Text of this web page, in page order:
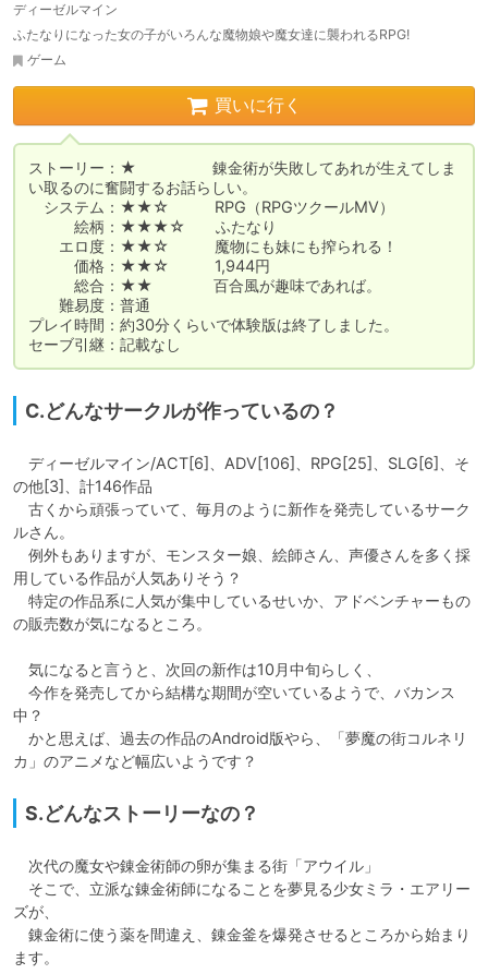
ディーゼルマイン
ふたなりになった女の子がいろんな魔物娘や魔女達に襲われるRPG!
ゲーム
買いに行く
ストーリー：★　　　　　錬金術が失敗してあれが生えてしま
い取るのに奮闘するお話らしい。
システム：★★☆　　　RPG（RPGツクールMV）
絵柄：★★★☆　　ふたなり
エロ度：★★☆　　　魔物にも妹にも搾られる！
価格：★★☆　　　1,944円
総合：★★　　　　百合風が趣味であれば。
難易度：普通
プレイ時間：約30分くらいで体験版は終了しました。
セーブ引継：記載なし
C.どんなサークルが作っているの？
ディーゼルマイン/ACT[6]、ADV[106]、RPG[25]、SLG[6]、そ
の他[3]、計146作品
古くから頑張っていて、毎月のように新作を発売しているサーク
ルさん。
例外もありますが、モンスター娘、絵師さん、声優さんを多く採
用している作品が人気ありそう？
特定の作品系に人気が集中しているせいか、アドベンチャーもの
の販売数が気になるところ。
気になると言うと、次回の新作は10月中旬らしく、
今作を発売してから結構な期間が空いているようで、バカンス
中？
かと思えば、過去の作品のAndroid版やら、「夢魔の街コルネリ
カ」のアニメなど幅広いようです？
S.どんなストーリーなの？
次代の魔女や錬金術師の卵が集まる街「アウイル」
そこで、立派な錬金術師になることを夢見る少女ミラ・エアリー
ズが、
錬金術に使う薬を間違え、錬金釜を爆発させるところから始まり
ます。